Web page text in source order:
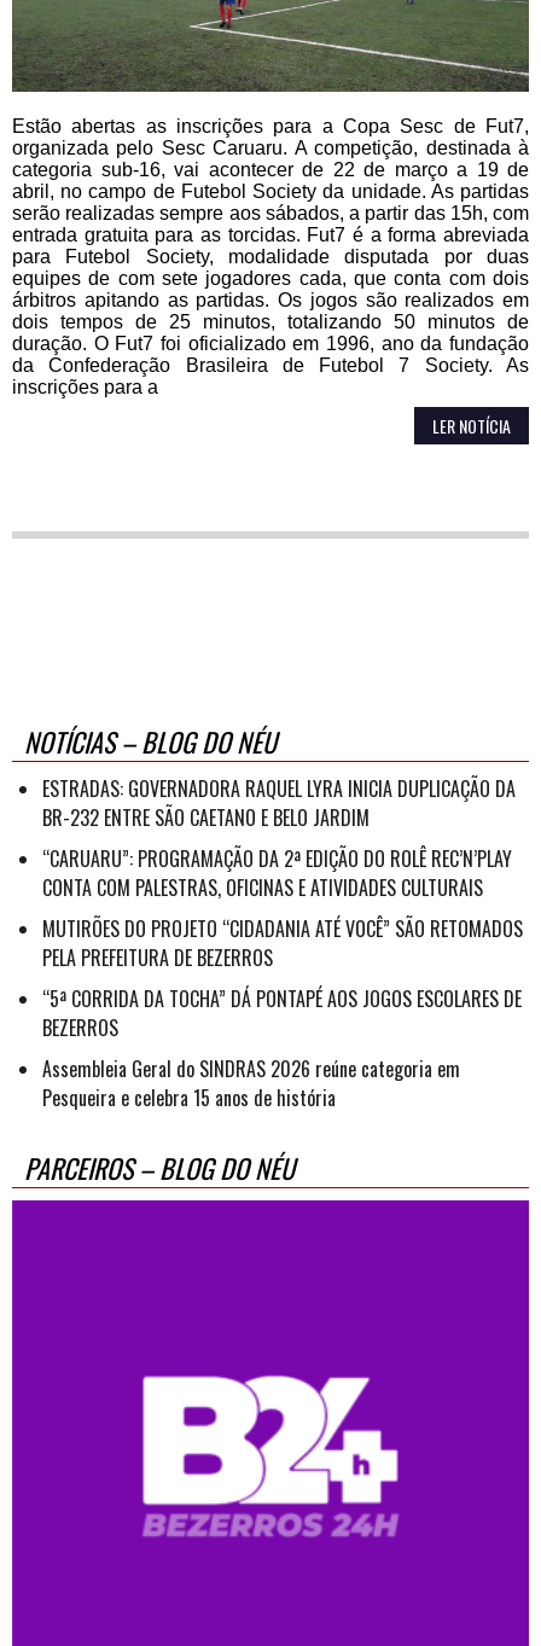
Estão abertas as inscrições para a Copa Sesc de Fut7,
organizada pelo Sesc Caruaru. A competição, destinada à
categoria sub-16, vai acontecer de 22 de março a 19 de
abril, no campo de Futebol Society da unidade. As partidas
serão realizadas sempre aos sábados, a partir das 15h, com
entrada gratuita para as torcidas. Fut7 é a forma abreviada
para Futebol Society, modalidade disputada por duas
equipes de com sete jogadores cada, que conta com dois
árbitros apitando as partidas. Os jogos são realizados em
dois tempos de 25 minutos, totalizando 50 minutos de
duração. O Fut7 foi oficializado em 1996, ano da fundação
da Confederação Brasileira de Futebol 7 Society. As
inscrições para a
LER NOTÍCIA
NOTÍCIAS – BLOG DO NÉU
ESTRADAS: GOVERNADORA RAQUEL LYRA INICIA DUPLICAÇÃO DA
BR-232 ENTRE SÃO CAETANO E BELO JARDIM
“CARUARU”: PROGRAMAÇÃO DA 2ª EDIÇÃO DO ROLÊ REC’N’PLAY
CONTA COM PALESTRAS, OFICINAS E ATIVIDADES CULTURAIS
MUTIRÕES DO PROJETO “CIDADANIA ATÉ VOCÊ” SÃO RETOMADOS
PELA PREFEITURA DE BEZERROS
“5ª CORRIDA DA TOCHA” DÁ PONTAPÉ AOS JOGOS ESCOLARES DE
BEZERROS
Assembleia Geral do SINDRAS 2026 reúne categoria em
Pesqueira e celebra 15 anos de história
PARCEIROS – BLOG DO NÉU